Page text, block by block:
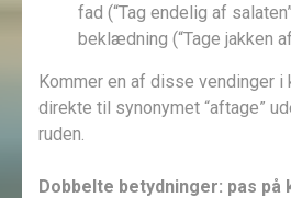
fad (“Tag endelig af
beklædning (“Tage jakken
Kommer en af disse vendinger i
direkte til synonymet “aftage”
ruden.
Dobbelte betydninger: pas på